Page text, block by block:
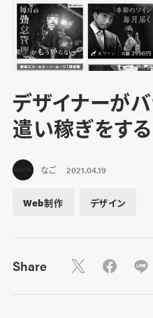
デザイナーが
遣い稼ぎをす
なご 2021.04.19
Web制作 デザイン
Share